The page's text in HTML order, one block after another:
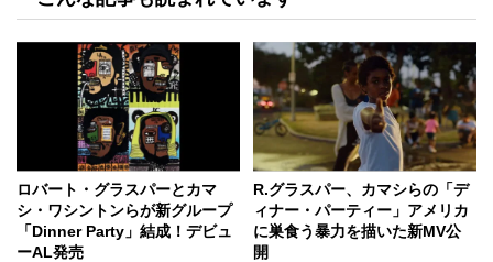
ロバート・グラスパーとカマ
シ・ワシントンらが新グループ
「Dinner Party」結成！デビュ
ーAL発売
R.グラスパー、カマシらの「デ
ィナー・パーティー」アメリカ
に巣食う暴力を描いた新MV公
開